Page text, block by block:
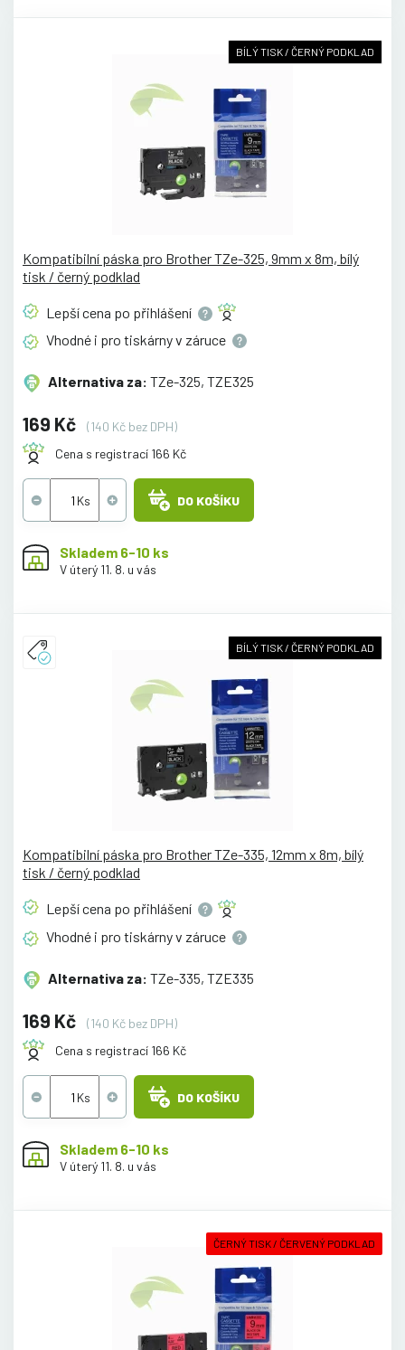
BÍLÝ TISK / ČERNÝ PODKLAD
Kompatibilní páska pro Brother TZe-325, 9mm x 8m, bílý
tisk / černý podklad
Lepší cena po přihlášení
Vhodné i pro tiskárny v záruce
Alternativa za: TZe-325, TZE325
169 Kč
(140 Kč bez DPH)
Cena s registrací 166 Kč
DO KOŠÍKU
Skladem 6-10 ks
V úterý 11. 8. u vás
BÍLÝ TISK / ČERNÝ PODKLAD
Kompatibilní páska pro Brother TZe-335, 12mm x 8m, bílý
tisk / černý podklad
Lepší cena po přihlášení
Vhodné i pro tiskárny v záruce
Alternativa za: TZe-335, TZE335
169 Kč
(140 Kč bez DPH)
Cena s registrací 166 Kč
DO KOŠÍKU
Skladem 6-10 ks
V úterý 11. 8. u vás
ČERNÝ TISK / ČERVENÝ PODKLAD